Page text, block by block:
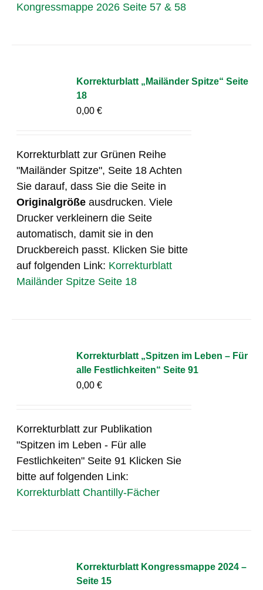
Kongressmappe 2026 Seite 57 & 58
Korrekturblatt „Mailänder Spitze“ Seite
18
0,00€
Korrekturblatt zur Grünen Reihe
"Mailänder Spitze", Seite 18 Achten
Sie darauf, dass Sie die Seite in
Originalgröße ausdrucken. Viele
Drucker verkleinern die Seite
automatisch, damit sie in den
Druckbereich passt. Klicken Sie bitte
auf folgenden Link: Korrekturblatt
Mailänder Spitze Seite 18
Korrekturblatt „Spitzen im Leben – Für
alle Festlichkeiten“ Seite 91
0,00€
Korrekturblatt zur Publikation
"Spitzen im Leben - Für alle
Festlichkeiten" Seite 91 Klicken Sie
bitte auf folgenden Link:
Korrekturblatt Chantilly-Fächer
Korrekturblatt Kongressmappe 2024 –
Seite 15